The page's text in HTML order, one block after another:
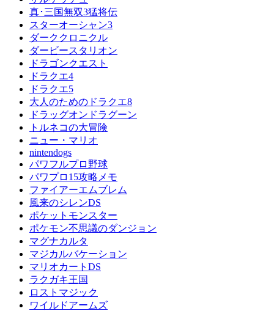
真･三国無双3猛将伝
スターオーシャン3
ダーククロニクル
ダービースタリオン
ドラゴンクエスト
ドラクエ4
ドラクエ5
大人のためのドラクエ8
ドラッグオンドラグーン
トルネコの大冒険
ニュー・マリオ
nintendogs
パワフルプロ野球
パワプロ15攻略メモ
ファイアーエムブレム
風来のシレンDS
ポケットモンスター
ポケモン不思議のダンジョン
マグナカルタ
マジカルバケーション
マリオカートDS
ラクガキ王国
ロストマジック
ワイルドアームズ